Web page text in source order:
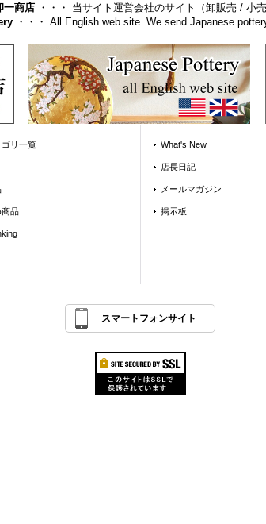
一商店 ・・・ 当サイト運営会社のサイト（卸販売 / 小
・・・ All English web site. We send Japanese
リ一覧
商品
What's New
店長日記
メールマガジン
掲示板
スマートフォンサイト